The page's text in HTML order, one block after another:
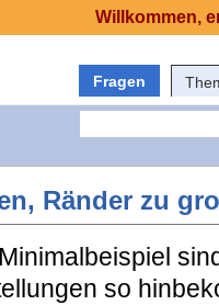
Fragen
Ränder zu
so
Willkommen,